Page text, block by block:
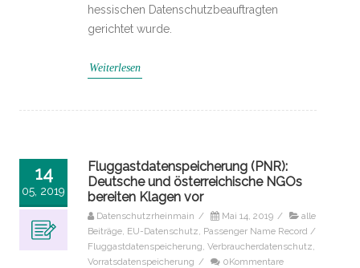
hessischen Datenschutzbeauftragten
gerichtet wurde.
Weiterlesen
14
05, 2019
Fluggastdatenspeicherung (PNR):
Deutsche und österreichische NGOs
bereiten Klagen vor
Datenschutzrheinmain / Mai 14, 2019 /
alle
Beiträge, EU-Datenschutz, Passenger Name Record /
Fluggastdatenspeicherung, Verbraucherdatenschutz,
Vorratsdatenspeicherung / 0Kommentare